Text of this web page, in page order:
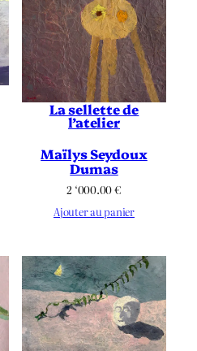
La sellette de
l’atelier
Maïlys Seydoux
Dumas
2 ‘000.00€
Ajouter au panier